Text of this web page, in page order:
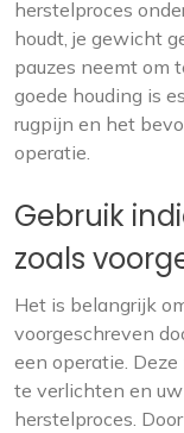
herstelproces
houdt, je gewicht
pauzes neemt om
goede houding is
rugpijn en het
operatie.
Gebruik
zoals
Het is belangrijk
voorgeschreven
een operatie.
te verlichten en
herstelproces.